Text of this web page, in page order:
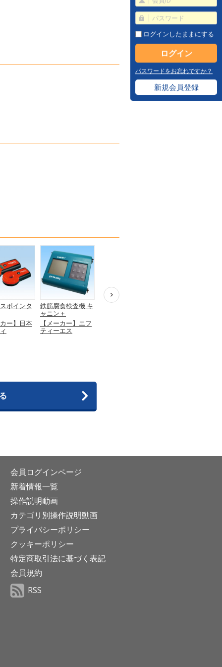
ポインタ
カー】日本
鉄筋腐食検査機 キ
ャニン＋
【メーカー】エフ
ティーエス
マルチ探知器
ログインしたままにする
パスワードをお忘れですか？
新規会員登録
会員ログインページ
新着情報一覧
操作説明動画
カテゴリ別操作説明動画
プライバシーポリシー
クッキーポリシー
特定商取引法に基づく表記
会員規約
RSS